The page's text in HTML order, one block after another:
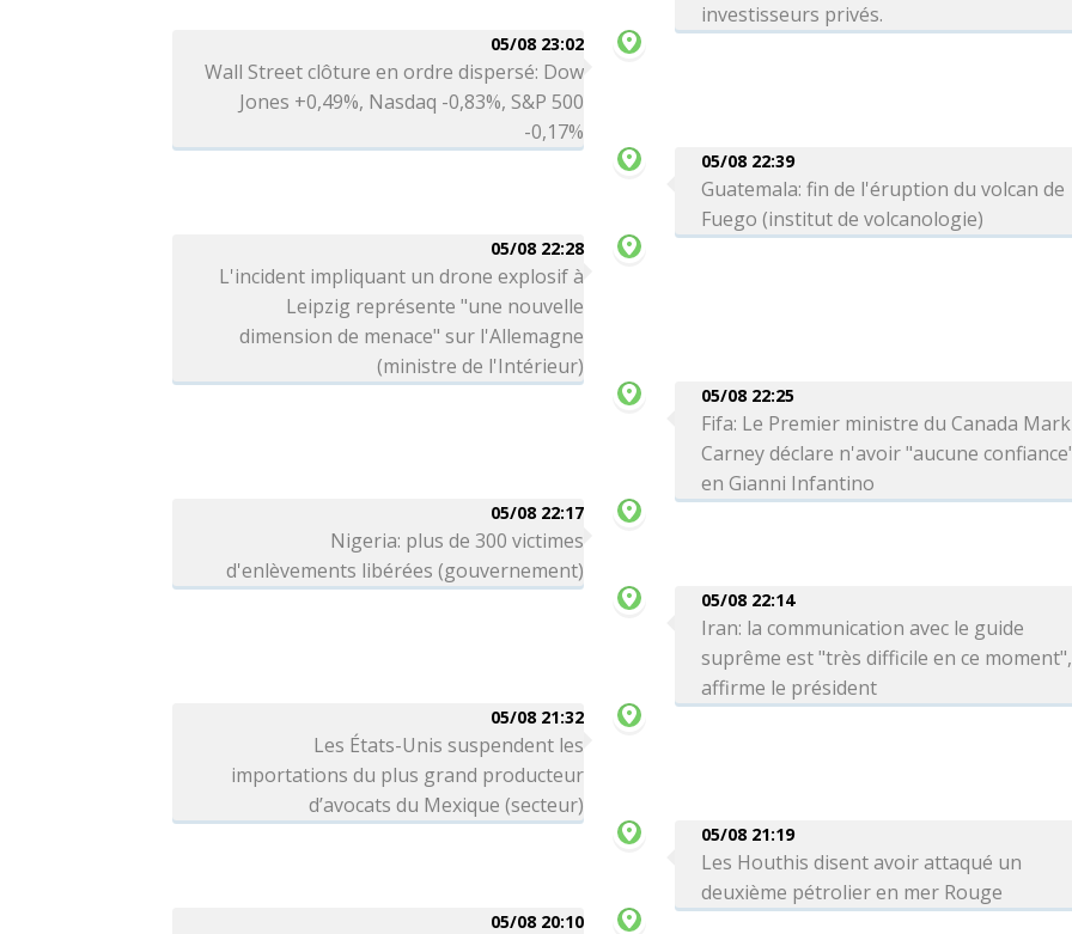
investisseurs privés.
05/08 23:02
Wall Street clôture en ordre dispersé: Dow
Jones +0,49%, Nasdaq -0,83%, S&P 500
-0,17%
05/08 22:39
Guatemala: fin de l'éruption du volcan de
Fuego (institut de volcanologie)
05/08 22:28
L'incident impliquant un drone explosif à
Leipzig représente "une nouvelle
dimension de menace" sur l'Allemagne
(ministre de l'Intérieur)
05/08 22:25
Fifa: Le Premier ministre du Canada Mark
Carney déclare n'avoir "aucune
en Gianni Infantino
05/08 22:17
Nigeria: plus de 300 victimes
d'enlèvements libérées (gouvernement)
05/08 22:14
Iran: la communication avec le guide
suprême est "très difficile en ce moment",
affirme le président
05/08 21:32
Les États-Unis suspendent les
importations du plus grand producteur
d’avocats du Mexique (secteur)
05/08 21:19
Les Houthis disent avoir attaqué un
deuxième pétrolier en mer Rouge
05/08 20:10